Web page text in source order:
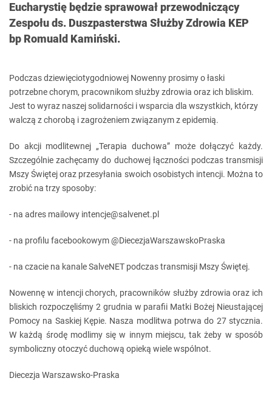
Eucharystię będzie sprawował przewodniczący
Zespołu ds. Duszpasterstwa Służby Zdrowia KEP
bp Romuald Kamiński.
Podczas dziewięciotygodniowej Nowenny prosimy o łaski
potrzebne chorym, pracownikom służby zdrowia oraz ich bliskim.
Jest to wyraz naszej solidarności i wsparcia dla wszystkich, którzy
walczą z chorobą i zagrożeniem związanym z epidemią.
Do akcji modlitewnej „Terapia duchowa” może dołączyć każdy.
Szczególnie zachęcamy do duchowej łączności podczas transmisji
Mszy Świętej oraz przesyłania swoich osobistych intencji. Można to
zrobić na trzy sposoby:
- na adres mailowy intencje@salvenet.pl
- na profilu facebookowym @DiecezjaWarszawskoPraska
- na czacie na kanale SalveNET podczas transmisji Mszy Świętej.
Nowennę w intencji chorych, pracowników służby zdrowia oraz ich
bliskich rozpoczęliśmy 2 grudnia w parafii Matki Bożej Nieustającej
Pomocy na Saskiej Kępie. Nasza modlitwa potrwa do 27 stycznia.
W każdą środę modlimy się w innym miejscu, tak żeby w sposób
symboliczny otoczyć duchową opieką wiele wspólnot.
Diecezja Warszawsko-Praska